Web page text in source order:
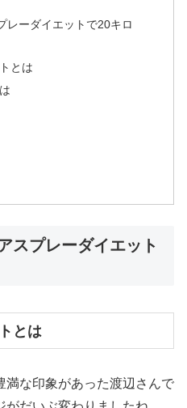
レーダイエットで20キロ
とは
スプレーダイエット
とは
満な印象があった渡辺さんで